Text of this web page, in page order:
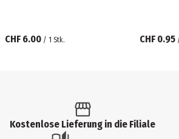
CHF 6.00 / 1 Stk. CHF 0.95
Kostenlose Lieferung in die Filiale